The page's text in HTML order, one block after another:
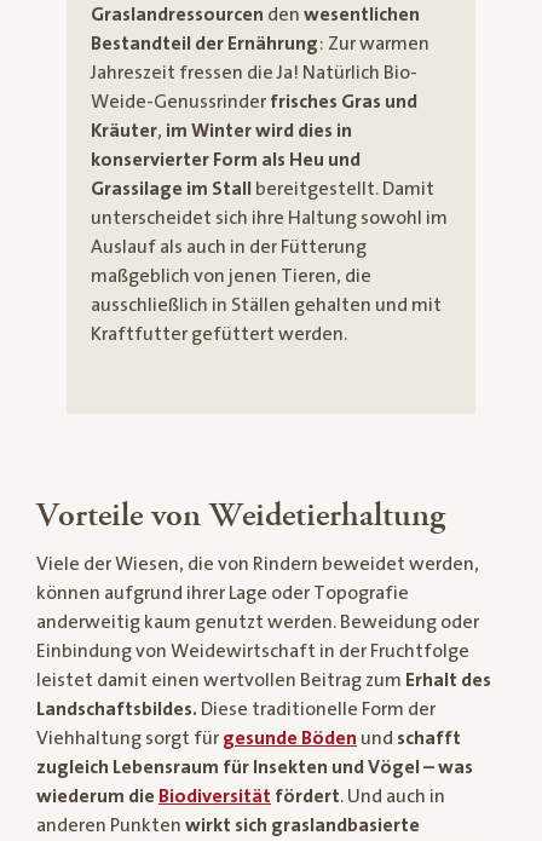
Graslandressourcen den wesentlichen
Bestandteil der Ernährung: Zur warmen
Jahreszeit fressen die Ja! Natürlich Bio-
Weide-Genussrinder frisches Gras und
Kräuter, im Winter wird dies in
konservierter Form als Heu und
Grassilage im Stall bereitgestellt. Damit
unterscheidet sich ihre Haltung sowohl im
Auslauf als auch in der Fütterung
maßgeblich von jenen Tieren, die
ausschließlich in Ställen gehalten und mit
Kraftfutter gefüttert werden.
Vorteile von Weidetierhaltung
Viele der Wiesen, die von Rindern beweidet werden,
können aufgrund ihrer Lage oder Topografie
anderweitig kaum genutzt werden. Beweidung oder
Einbindung von Weidewirtschaft in der Fruchtfolge
leistet damit einen wertvollen Beitrag zum Erhalt des
Landschaftsbildes. Diese traditionelle Form der
Viehhaltung sorgt für gesunde Böden und schafft
zugleich Lebensraum für Insekten und Vögel – was
wiederum die Biodiversität fördert. Und auch in
anderen Punkten wirkt sich graslandbasierte